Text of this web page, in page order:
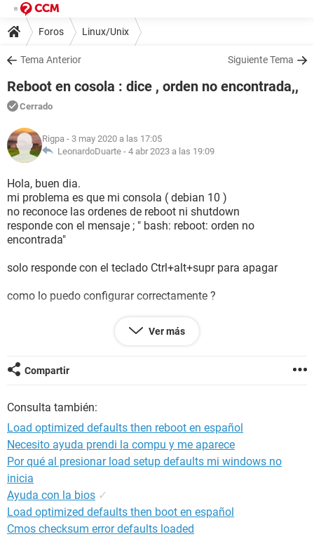
Foros Linux/Unix
Tema Anterior Siguiente Tema
Reboot en cosola : dice , orden no encontrada,,
Cerrado
Rigpa - 3 may 2020 a las 17:05
LeonardoDuarte - 4 abr 2023 a las 19:09
Hola, buen dia.
mi problema es que mi consola ( debian 10 )
no reconoce las ordenes de reboot ni shutdown
responde con el mensaje ; " bash: reboot: orden no
encontrada"
solo responde con el teclado Ctrl+alt+supr para apagar
como lo puedo configurar correctamente ?
Ver más
Compartir
Consulta también:
Load optimized defaults then reboot en español
Necesito ayuda prendi la compu y me aparece
Por qué al presionar load setup defaults mi windows no
inicia
Ayuda con la bios ✓
Load optimized defaults then boot en español
Cmos checksum error defaults loaded